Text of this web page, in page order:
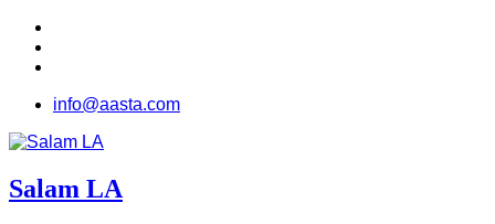
Skip
content
info@aasta.com
Salam LA